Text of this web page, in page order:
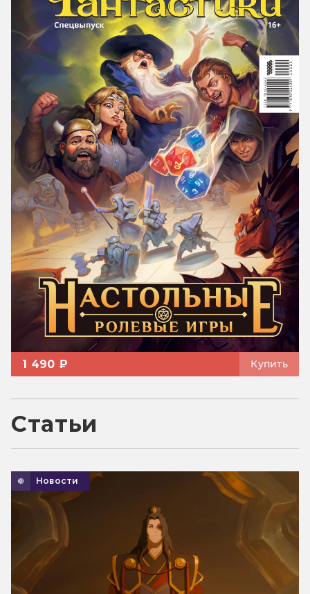
1 490 ₽ Купить
Статьи
Новости